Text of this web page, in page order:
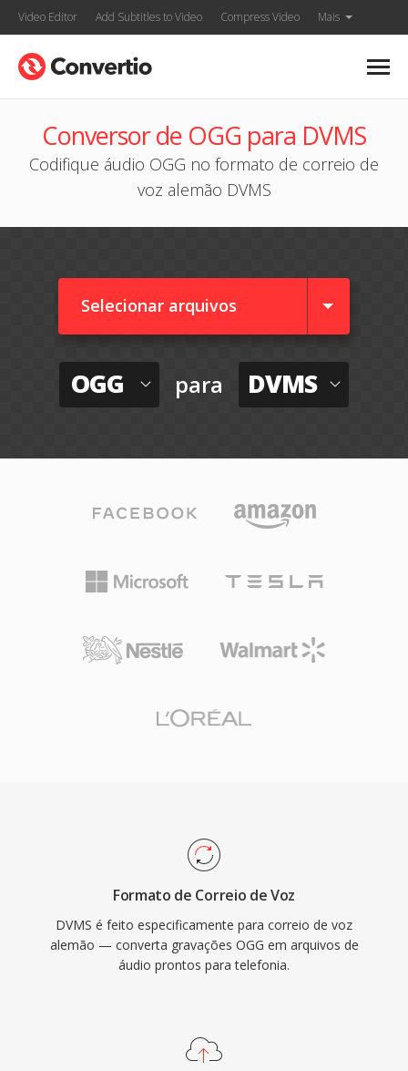
Video Editor Add Subtitles to Video Compress Video Mais
Conversor de OGG para DVMS
Codifique áudio OGG no formato de correio de
voz alemão DVMS
Selecionar arquivos
OGG para DVMS
Formato de Correio de Voz
DVMS é feito especificamente para correio de voz
alemão — converta gravações OGG em arquivos de
áudio prontos para telefonia.